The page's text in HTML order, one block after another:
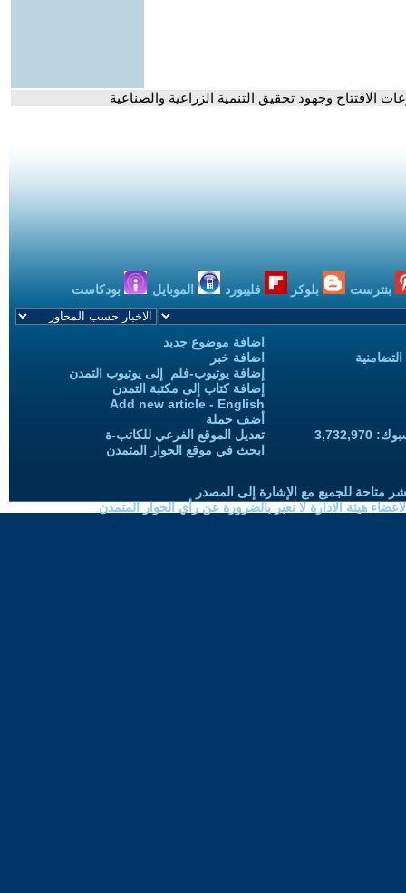
وجهود تحقيق التنمية الزراعية والصناعية
بنترست بلوكر فليبورد الموبايل بودكاست
اضافة موضوع جديد
اضافة خبر
إضافة يوتيوب-فلم إلى يوتيوب التمدن
إضافة كتاب إلى مكتبة التمدن
Add new article - English
أضف حملة
تعديل الموقع الفرعي للكاتب-ة
ابحث في موقع الحوار المتمدن
متاحة للجميع مع الإشارة إلى المصدر
هيئة الادارة لا تعبر بالضرورة عن رأي الحوار المتمدن